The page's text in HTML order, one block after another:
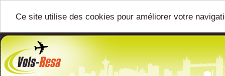
Ce site utilise des cookies pour améliorer votre